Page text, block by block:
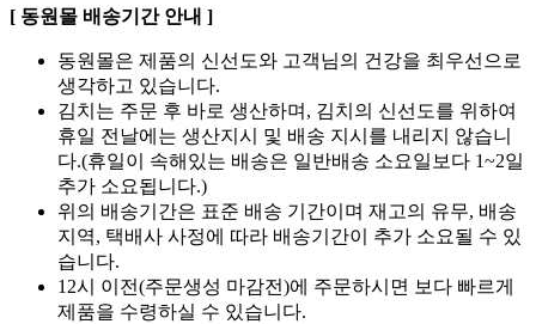
[ 동원몰 배송기간 안내 ]
동원몰은 제품의 신선도와 고객님의 건강을 최우선으로
생각하고 있습니다.
김치는 주문 후 바로 생산하며, 김치의 신선도를 위하여
휴일 전날에는 생산지시 및 배송 지시를 내리지 않습니
다.(휴일이 속해있는 배송은 일반배송 소요일보다 1~2일
추가 소요됩니다.)
위의 배송기간은 표준 배송 기간이며 재고의 유무, 배송
지역, 택배사 사정에 따라 배송기간이 추가 소요될 수 있
습니다.
12시 이전(주문생성 마감전)에 주문하시면 보다 빠르게
제품을 수령하실 수 있습니다.